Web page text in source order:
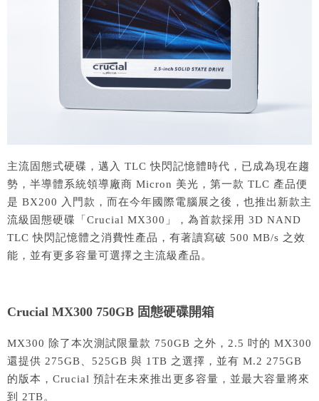
主流固態式硬碟，邁入 TLC 快閃記憶體時代，已成為現在趨
勢，半導體系統領導廠商 Micron 美光，第一款 TLC 產品便
是 BX200 入門款，而在今年國際電腦展之後，也推出新款主
流級固態硬碟「Crucial MX300」，為首款採用 3D NAND
TLC 快閃記憶體之消費性產品，有著讀寫破 500 MB/s 之效
能，並有更多容量可選擇之主流級產品。
Crucial MX300 750GB 固態硬碟開箱
MX300 除了本次測試限量款 750GB 之外，2.5 吋的 MX300
還提供 275GB、525GB 與 1TB 之選擇，並有 M.2 275GB
的版本，Crucial 預計在未來推出更多容量，並最大容量將來
到 2TB。